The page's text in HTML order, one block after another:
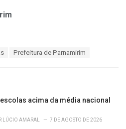
Prefeitura de Parnamirim
acima da média nacional
LÚCIO AMARAL 7 DE AGOSTO DE 2026